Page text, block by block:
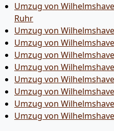
Umzug von
Ruhr
Umzug von
Umzug von
Umzug von
Umzug von
Umzug von
Umzug von
Umzug von
Umzug von